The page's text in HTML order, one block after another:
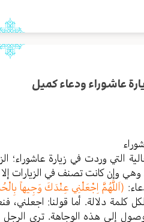
عاشوراء ودعاء كميل
التي وردت في زيارة
وهي وإن كانت تصنف في الزيارات
(اَللَّهُمَّ اِجْعَلْنِي عِنْدَكَ وَجِيهاً
لكل كلمة دلالة. أما قولنا:
إلى هذه الوجاهة. ترى